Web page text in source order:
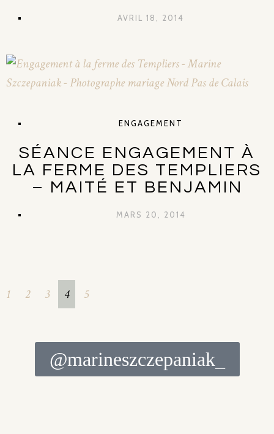
AVRIL 18, 2014
ENGAGEMENT
SÉANCE ENGAGEMENT À
LA FERME DES TEMPLIERS
– MAITÉ ET BENJAMIN
MARS 20, 2014
1 2 3 4 5
@marineszczepaniak_